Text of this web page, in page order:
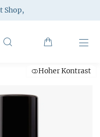
Shop,
Hoher Kontrast